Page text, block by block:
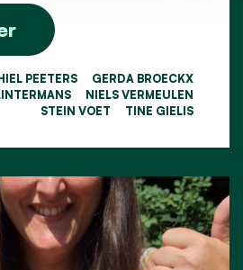
PEETERS
GERDA BROECKX
NIELS VERMEULEN
STEIN VOET
TINE GIELIS